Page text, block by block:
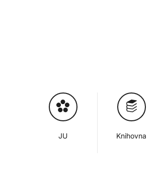
JU Knihovna